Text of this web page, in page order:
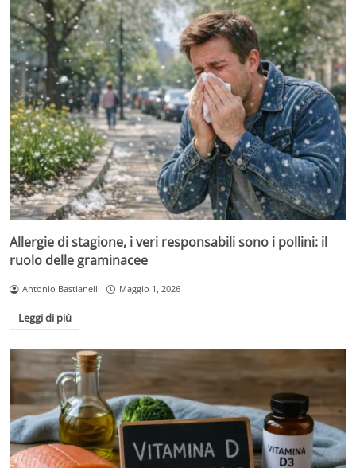
Allergie di stagione, i veri responsabili sono i pollini: il
ruolo delle graminacee
Antonio Bastianelli Maggio 1, 2026
Leggi di più